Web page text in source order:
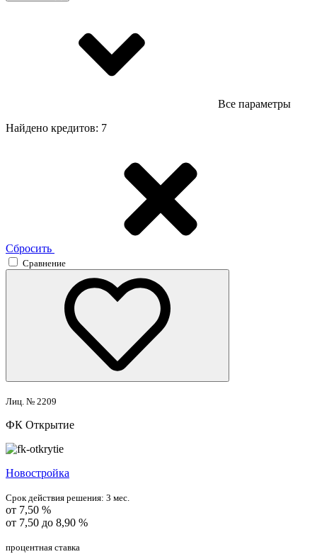
Все параметры
Найдено кредитов: 7
Сбросить
Сравнение
Лиц. № 2209
ФК Открытие
Новостройка
Срок действия решения: 3 мес.
от 7,50 %
от 7,50 до 8,90 %
процентная ставка